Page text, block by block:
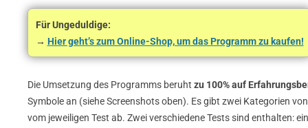
Für Ungeduldige:
→ Hier geht’s zum Online-Shop, um das Programm zu kaufen!
Die Umsetzung des Programms beruht zu 100% auf
Symbole an (siehe Screenshots oben). Es gibt zwei Kategorien
vom jeweiligen Test ab. Zwei verschiedene Tests sind enthalten: